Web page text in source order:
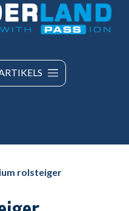
rolsteiger